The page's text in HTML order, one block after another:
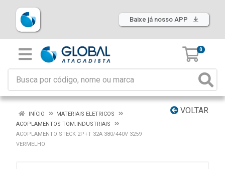
Baixe já nosso APP
0
VOLTAR
INÍCIO
MATERIAIS ELETRICOS
ACOPLAMENTOS TOM.INDUSTRIAIS
ACOPLAMENTO STECK 2P+T 32A 380/440V 3259
VERMELHO